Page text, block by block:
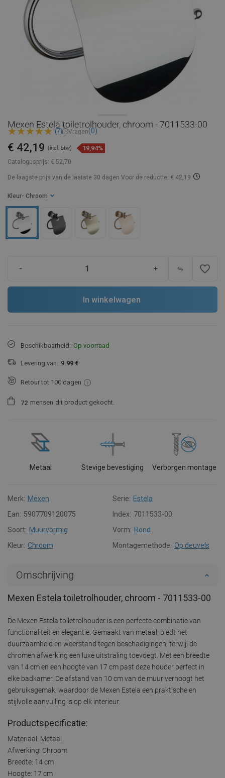
Mexen Estela toiletrolhouder, chroom - 7011533-00
(7) Vragen(0)
Catalogusprijs: € 52,70
€ 42,19 (incl. btw) 19,94%
De laagste prijs van de laatste 30 dagen Voor de reductie: € 42,19
Kleur - Chroom
- + favorite_border
In winkelwagen
Beschikbaarheid: Op voorraad
Levering van: 9.99 €
Retour tot 100 dagen
72 mensen dit product gekocht.
Metaal Stevige bevestiging Verborgen montage
Merk: Mexen Serie: Estela
Ean: 5907709120075 Index: 7011533-00
Soort: Muurvormig Vorm: Rond
Kleur: Chroom Montagemethode: Op deuvels
Omschrijving
Mexen Estela toiletrolhouder, chroom - 7011533-00
De Mexen Estela toiletrolhouder is een perfecte combinatie van
functionaliteit en elegantie. Gemaakt van metaal, biedt het
duurzaamheid en weerstand tegen beschadigingen, terwijl de
chromen afwerking een luxe uitstraling toevoegt. Met een breedte
van 14 cm en een hoogte van 17 cm past deze houder perfect in
elke badkamer. De afstand van 10 cm van de muur verhoogt het
gebruiksgemak, waardoor de Mexen Estela een praktische en
stijlvolle aanvulling is op elk interieur.
Productspecificatie:
Materiaal: Metaal
Afwerking: Chroom
Breedte: 14 cm
Hoogte: 17 cm